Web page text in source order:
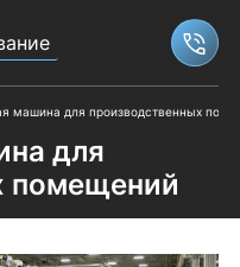
машина для производственных
для
помещений